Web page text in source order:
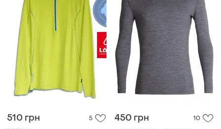
510 грн 5 450 грн 10